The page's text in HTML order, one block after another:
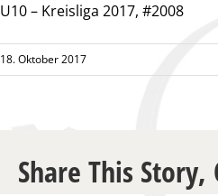
U10 – Kreisliga 2017, #2008
18. Oktober 2017
Share This